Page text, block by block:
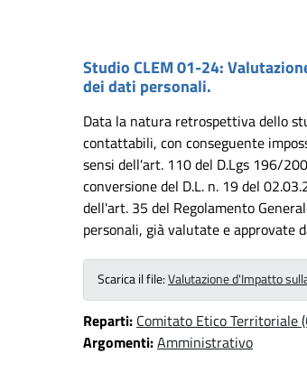
Studio CLEM 01-24:
dei dati personali.
Data la natura retrospettiva dello
contattabili, con conseguente
sensi dell'art. 110 del D.Lgs 196/
conversione del D.L. n. 19 del
dell'art. 35 del Regolamento
personali, già valutate e approvate
Scarica il file:Valutazione d'Impatto
Reparti: Comitato Etico Territoriale
Argomenti:Amministrativo